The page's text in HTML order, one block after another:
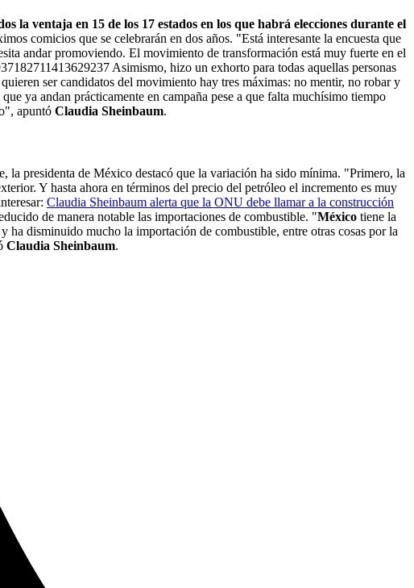
la ventaja en 15 de los 17 estados en los que habrá elecciones durante el
comicios que se celebrarán en dos años. "Está interesante la encuesta que
andar promoviendo. El movimiento de transformación está muy fuerte en el
Asimismo, hizo un exhorto para todas aquellas personas
ser candidatos del movimiento hay tres máximas: no mentir, no robar y
ya andan prácticamente en campaña pese a que falta muchísimo tiempo
apuntó Claudia Sheinbaum.
presidenta de México destacó que la variación ha sido mínima. "Primero, la
Y hasta ahora en términos del precio del petróleo el incremento es muy
Claudia Sheinbaum alerta que la ONU debe llamar a la construcción
de manera notable las importaciones de combustible. "México tiene la
disminuido mucho la importación de combustible, entre otras cosas por la
Claudia Sheinbaum.